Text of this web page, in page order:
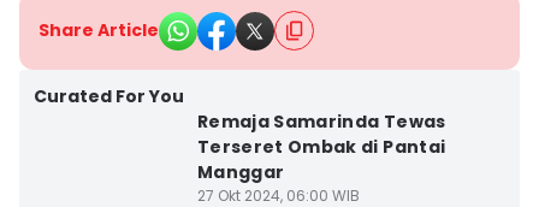
Share Article
Curated For You
Remaja Samarinda Tewas
Terseret Ombak di Pantai
Manggar
27 Okt 2024, 06:00 WIB